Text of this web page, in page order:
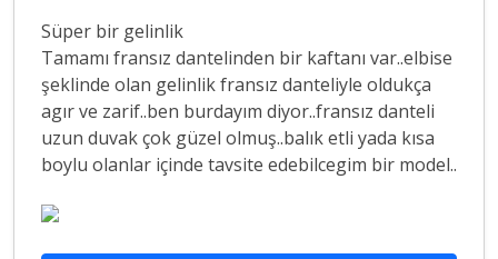
Süper bir gelinlik
Tamamı fransız dantelinden bir kaftanı var..elbise
şeklinde olan gelinlik fransız danteliyle oldukça
agır ve zarif..ben burdayım diyor..fransız danteli
uzun duvak çok güzel olmuş..balık etli yada kısa
boylu olanlar içinde tavsite edebilcegim bir model..